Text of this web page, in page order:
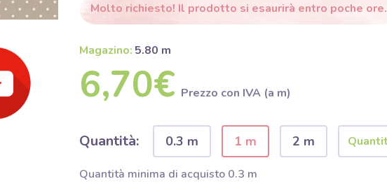
Molto richiesto! Il prodotto si esaurirà entro poche ore.
Magazino: 5.80 m
6,70€ Prezzo con IVA (a m)
Quantità: 0.3 m 1 m 2 m
Quantità minima di acquisto 0.3 m